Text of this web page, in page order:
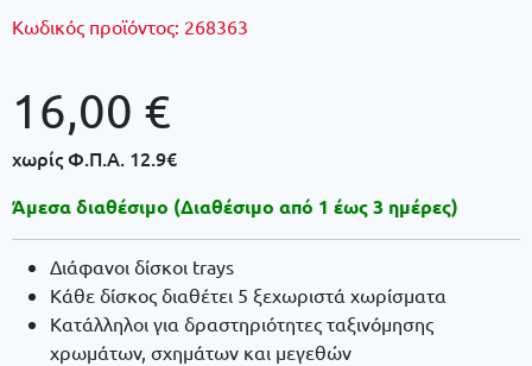
Κωδικός προϊόντος: 268363
16,00 €
χωρίς Φ.Π.Α. 12.9€
Άμεσα διαθέσιμο (Διαθέσιμο από 1 έως 3 ημέρες)
Διάφανοι δίσκοι trays
Κάθε δίσκος διαθέτει 5 ξεχωριστά χωρίσματα
Κατάλληλοι για δραστηριότητες ταξινόμησης
χρωμάτων, σχημάτων και μεγεθών